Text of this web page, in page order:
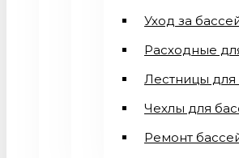
Уход за
Расходные
Лестницы для
Чехлы для
Ремонт